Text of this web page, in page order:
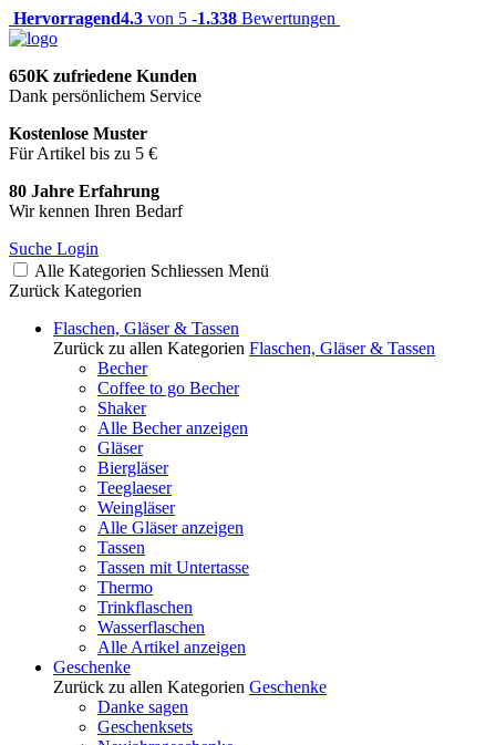
Hervorragend4.3 von 5 -1.338 Bewertungen
650K zufriedene Kunden
Dank persönlichem Service
Kostenlose Muster
Für Artikel bis zu 5 €
80 Jahre Erfahrung
Wir kennen Ihren Bedarf
Suche Login
Alle Kategorien Schliessen Menü
Zurück Kategorien
Flaschen, Gläser & Tassen
Zurück zu allen Kategorien Flaschen, Gläser & Tassen
Becher
Coffee to go Becher
Shaker
Alle Becher anzeigen
Gläser
Biergläser
Teeglaeser
Weingläser
Alle Gläser anzeigen
Tassen
Tassen mit Untertasse
Thermo
Trinkflaschen
Wasserflaschen
Alle Artikel anzeigen
Geschenke
Zurück zu allen Kategorien Geschenke
Danke sagen
Geschenksets